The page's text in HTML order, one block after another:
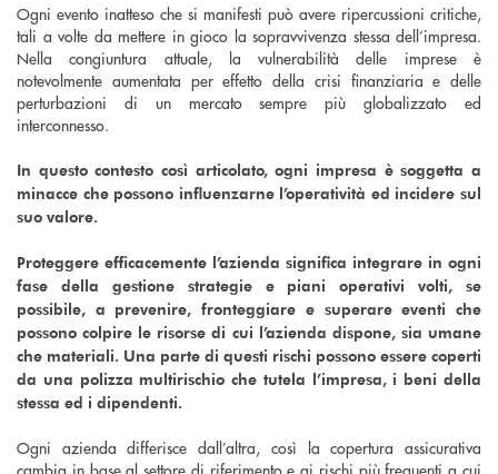
Ogni evento inatteso che si manifesti può avere ripercussioni critiche,
tali a volte da mettere in gioco la sopravvivenza stessa dell’impresa.
Nella congiuntura attuale, la vulnerabilità delle imprese è
notevolmente aumentata per effetto della crisi finanziaria e delle
perturbazioni di un mercato sempre più globalizzato ed
interconnesso.
In questo contesto così articolato, ogni impresa è soggetta a
minacce che possono influenzarne l’operatività ed incidere sul
suo valore.
Proteggere efficacemente l’azienda significa integrare in ogni
fase della gestione strategie e piani operativi volti, se
possibile, a prevenire, fronteggiare e superare eventi che
possono colpire le risorse di cui l’azienda dispone, sia umane
che materiali. Una parte di questi rischi possono essere coperti
da una polizza multirischio che tutela l’impresa, i beni della
stessa ed i dipendenti.
Ogni azienda differisce dall’altra, così la copertura assicurativa
cambia in base al settore di riferimento e ai rischi più frequenti a cui